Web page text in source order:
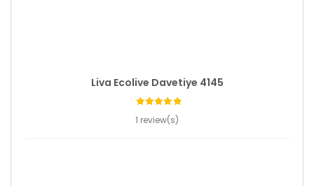
Liva Ecolive Davetiye 4145
1 review(s)